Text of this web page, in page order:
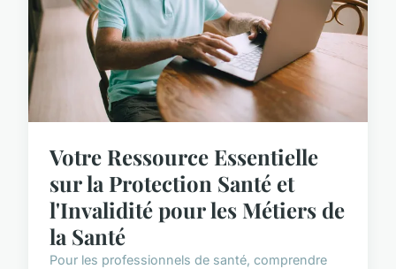
Votre Ressource Essentielle
sur la Protection Santé et
l'Invalidité pour les Métiers de
la Santé
Pour les professionnels de santé, comprendre